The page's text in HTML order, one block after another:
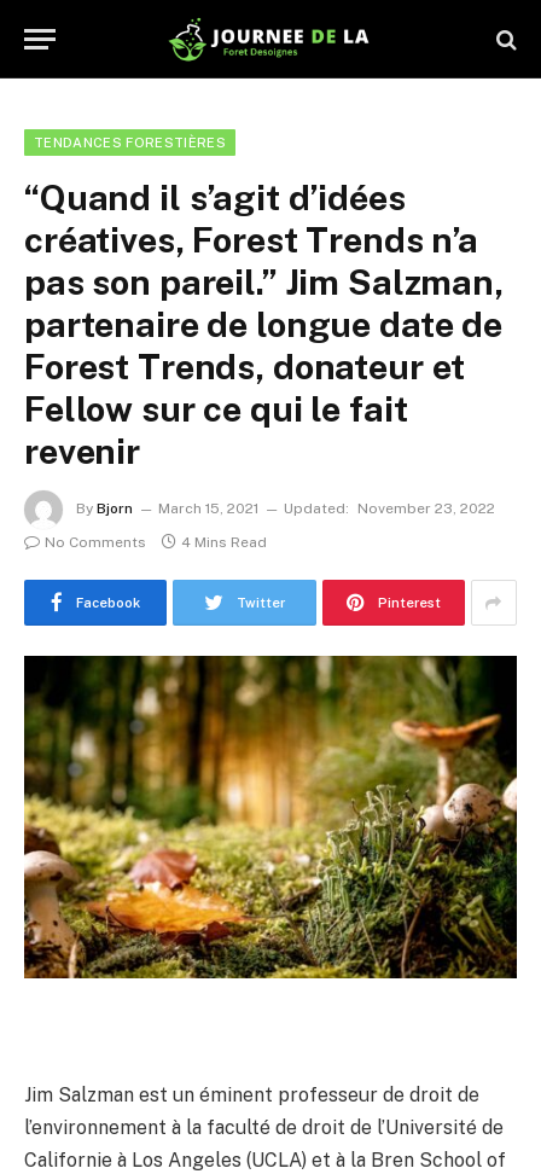
TENDANCES FORESTIÈRES
“Quand il s’agit d’idées
créatives, Forest Trends n’a
pas son pareil.” Jim Salzman,
partenaire de longue date de
Forest Trends, donateur et
Fellow sur ce qui le fait
revenir
By Bjorn March 15, 2021 Updated:
November 23, 2022
No Comments
4 Mins Read
Facebook Twitter Pinterest
Jim Salzman est un éminent professeur de droit de
l’environnement à la faculté de droit de l’Université de
Californie à Los Angeles (UCLA) et à la Bren School of